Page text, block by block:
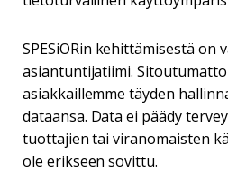
SPESiORin kehittämisestä on
asiantuntijatiimi.
asiakkaillemme täyden
dataansa. Data ei päädy
tuottajien tai viranomaisten
ole erikseen sovittu.